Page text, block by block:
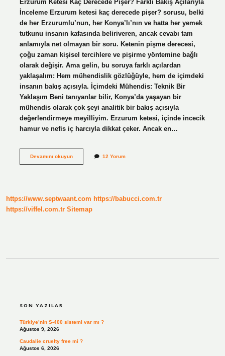
Erzurum Ketesi Kaç Derecede Pişer? Farklı Bakış Açılarıyla
İnceleme Erzurum ketesi kaç derecede pişer? sorusu, belki
de her Erzurumlu’nun, her Konya’lı’nın ve hatta her yemek
tutkunu insanın kafasında beliriveren, ancak cevabı tam
anlamıyla net olmayan bir soru. Ketenin pişme derecesi,
çoğu zaman kişisel tercihlere ve pişirme yöntemine bağlı
olarak değişir. Ama gelin, bu soruya farklı açılardan
yaklaşalım: Hem mühendislik gözlüğüyle, hem de içimdeki
insanın bakış açısıyla. İçimdeki Mühendis: Teknik Bir
Yaklaşım Beni tanıyanlar bilir, Konya’da yaşayan bir
mühendis olarak çok şeyi analitik bir bakış açısıyla
değerlendirmeye meyilliyim. Erzurum ketesi, içinde incecik
hamur ve nefis iç harcıyla dikkat çeker. Ancak en…
Devamını okuyunErzurum
12 Yorum
https://www.septwaant.com https://babucci.com.tr
https://viffel.com.tr Sitemap
SON YAZILAR
Türkiye’nin S-400 sistemi var mı ?
Ağustos 9, 2026
Caudalie cruelty free mi ?
Ağustos 6, 2026